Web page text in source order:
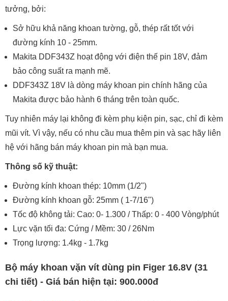
tưởng, bởi:
Sở hữu khả năng khoan tường, gỗ, thép rất tốt với
đường kính 10 - 25mm.
Makita DDF343Z hoạt động với điện thế pin 18V, đảm
bảo công suất ra mạnh mẽ.
DDF343Z 18V là dòng máy khoan pin chính hãng của
Makita được bảo hành 6 tháng trên toàn quốc.
Tuy nhiên máy lại không đi kèm phụ kiện pin, sạc, chỉ đi kèm
mũi vít. Vì vậy, nếu có nhu cầu mua thêm pin và sạc hãy liên
hệ với hãng bán máy khoan pin mà bạn mua.
Thông số kỹ thuật:
Đường kính khoan thép: 10mm (1/2")
Đường kính khoan gỗ: 25mm ( 1-7/16")
Tốc độ không tải: Cao: 0- 1.300 / Thấp: 0 - 400 Vòng/phút
Lực vặn tối đa: Cứng / Mềm: 30 / 26Nm
Trọng lượng: 1.4kg - 1.7kg
Bộ máy khoan vặn vít dùng pin Figer 16.8V (31
chi tiết) - Giá bán hiện tại: 900.000đ